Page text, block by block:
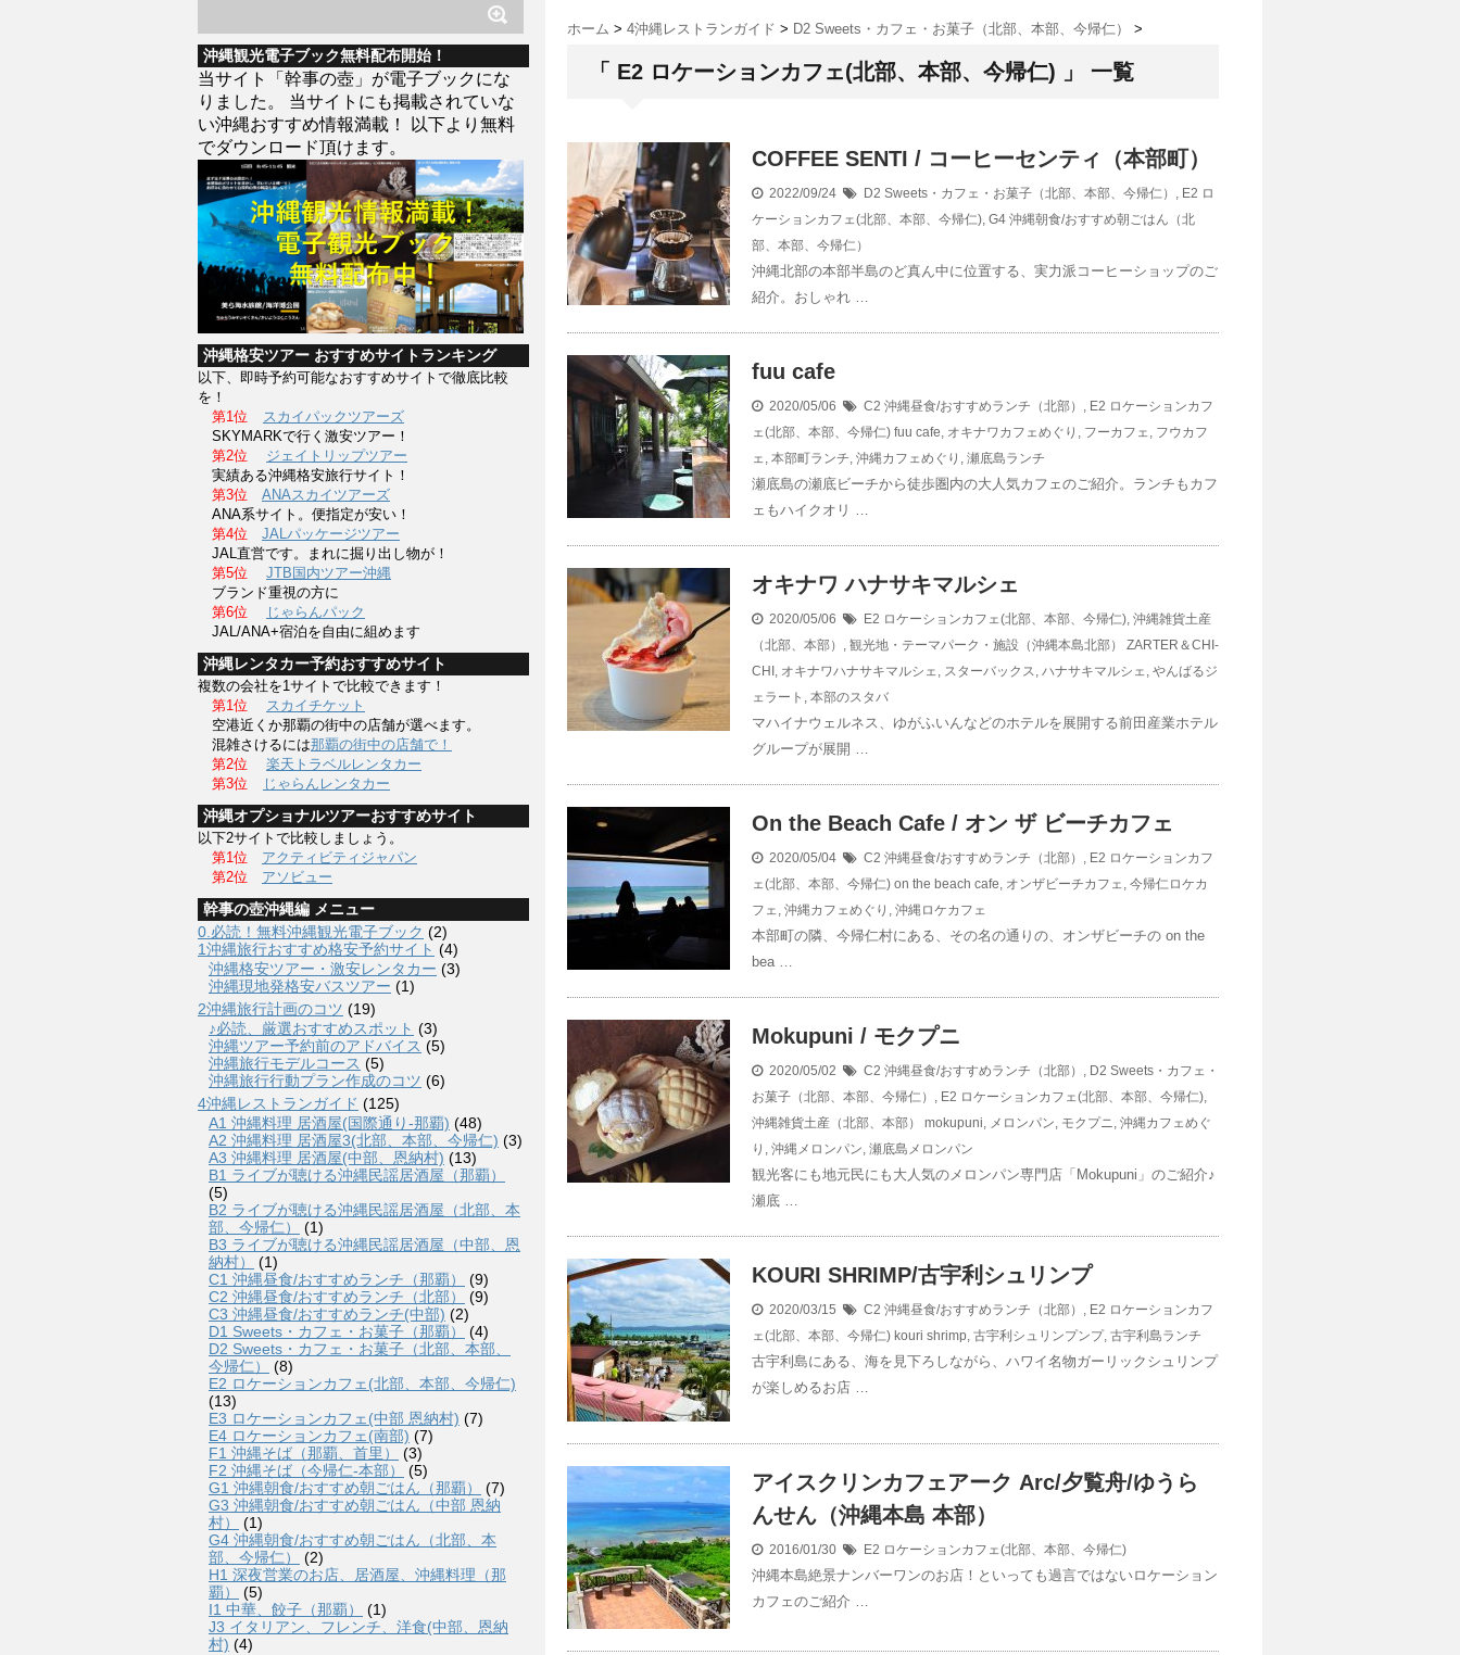
ホーム > 4沖縄レストランガイド > D2 Sweets・カフェ・お菓子（北部、本部、今帰仁） >
「 E2 ロケーションカフェ(北部、本部、今帰仁) 」 一覧
COFFEE SENTI / コーヒーセンティ（本部町）
2022/09/24 D2 Sweets・カフェ・お菓子（北部、本部、今帰仁） , E2 ロ
ケーションカフェ(北部、本部、今帰仁), G4 沖縄朝食/おすすめ朝ごはん（北
部、本部、今帰仁）
沖縄北部の本部半島のど真ん中に位置する、実力派コーヒーショップのご
紹介。おしゃれ …
fuu cafe
2020/05/06 C2 沖縄昼食/おすすめランチ（北部） , E2 ロケーションカフ
ェ(北部、本部、今帰仁) fuu cafe, オキナワカフェめぐり , フーカフェ, フウカフ
ェ, 本部町ランチ, 沖縄カフェめぐり , 瀬底島ランチ
瀬底島の瀬底ビーチから徒歩圏内の大人気カフェのご紹介。ランチもカフ
ェもハイクオリ …
オキナワ ハナサキマルシェ
2020/05/06 E2 ロケーションカフェ(北部、本部、今帰仁), 沖縄雑貨土産
（北部、本部） , 観光地・テーマパーク・施設（沖縄本島北部）
ZARTER＆CHI-
CHI , オキナワハナサキマルシェ, スターバックス, ハナサキマルシェ, やんばるジ
ェラート , 本部のスタバ
マハイナウェルネス、ゆがふいんなどのホテルを展開する前田産業ホテル
グループが展開 …
On the Beach Cafe / オン ザ ビーチカフェ
2020/05/04 C2 沖縄昼食/おすすめランチ（北部） , E2 ロケーションカフ
ェ(北部、本部、今帰仁) on the beach cafe, オンザビーチカフェ, 今帰仁ロケカ
フェ, 沖縄カフェめぐり , 沖縄ロケカフェ
本部町の隣、今帰仁村にある、その名の通りの、オンザビーチの on the
bea …
Mokupuni / モクプニ
2020/05/02 C2 沖縄昼食/おすすめランチ（北部） , D2 Sweets・カフェ・
お菓子（北部、本部、今帰仁） , E2 ロケーションカフェ(北部、本部、今帰仁),
沖縄雑貨土産（北部、本部）
mokupuni, メロンパン, モクプニ, 沖縄カフェめぐ
り , 沖縄メロンパン, 瀬底島メロンパン
観光客にも地元民にも大人気のメロンパン専門店「Mokupuni」のご紹介♪
瀬底 …
KOURI SHRIMP/古宇利シュリンプ
2020/03/15 C2 沖縄昼食/おすすめランチ（北部） , E2 ロケーションカフ
ェ(北部、本部、今帰仁) kouri shrimp, 古宇利シュリンプンプ, 古宇利島ランチ
古宇利島にある、海を見下ろしながら、ハワイ名物ガーリックシュリンプ
が楽しめるお店 …
アイスクリンカフェアーク Arc/夕覧舟/ゆうら
んせん（沖縄本島 本部）
2016/01/30 E2 ロケーションカフェ(北部、本部、今帰仁)
沖縄本島絶景ナンバーワンのお店！といっても過言ではないロケーション
カフェのご紹介 …
沖縄観光電子ブック無料配布開始！
当サイト「幹事の壺」が電子ブックにな
りました。 当サイトにも掲載されていな
い沖縄おすすめ情報満載！ 以下より無料
でダウンロード頂けます。
沖縄格安ツアー おすすめサイトランキング
以下、即時予約可能なおすすめサイトで徹底比較
を！
第1位
スカイパックツアーズ
SKYMARKで行く激安ツアー！
第2位
ジェイトリップツアー
実績ある沖縄格安旅行サイト！
第3位
ANAスカイツアーズ
ANA系サイト。便指定が安い！
第4位
JALパッケージツアー
JAL直営です。まれに掘り出し物が！
第5位
JTB国内ツアー沖縄
ブランド重視の方に
第6位
じゃらんパック
JAL/ANA+宿泊を自由に組めます
沖縄レンタカー予約おすすめサイト
複数の会社を1サイトで比較できます！
第1位
スカイチケット
空港近くか那覇の街中の店舗が選べます。
混雑さけるには那覇の街中の店舗で！
第2位
楽天トラベルレンタカー
第3位
じゃらんレンタカー
沖縄オプショナルツアーおすすめサイト
以下2サイトで比較しましょう。
第1位
アクティビティジャパン
第2位
アソビュー
幹事の壺沖縄編 メニュー
0.必読！無料沖縄観光電子ブック (2)
1沖縄旅行おすすめ格安予約サイト (4)
沖縄格安ツアー・激安レンタカー (3)
沖縄現地発格安バスツアー (1)
2沖縄旅行計画のコツ (19)
♪必読、厳選おすすめスポット (3)
沖縄ツアー予約前のアドバイス (5)
沖縄旅行モデルコース (5)
沖縄旅行行動プラン作成のコツ (6)
4沖縄レストランガイド (125)
A1 沖縄料理 居酒屋(国際通り-那覇) (48)
A2 沖縄料理 居酒屋3(北部、本部、今帰仁) (3)
A3 沖縄料理 居酒屋(中部、恩納村) (13)
B1 ライブが聴ける沖縄民謡居酒屋（那覇）
(5)
B2 ライブが聴ける沖縄民謡居酒屋（北部、本
部、今帰仁）
(1)
B3 ライブが聴ける沖縄民謡居酒屋（中部、恩
納村）
(1)
C1 沖縄昼食/おすすめランチ（那覇）
(9)
C2 沖縄昼食/おすすめランチ（北部）
(9)
C3 沖縄昼食/おすすめランチ(中部) (2)
D1 Sweets・カフェ・お菓子（那覇）
(4)
D2 Sweets・カフェ・お菓子（北部、本部、
今帰仁）
(8)
E2 ロケーションカフェ(北部、本部、今帰仁)
(13)
E3 ロケーションカフェ(中部 恩納村) (7)
E4 ロケーションカフェ(南部) (7)
F1 沖縄そば（那覇、首里）
(3)
F2 沖縄そば（今帰仁-本部）
(5)
G1 沖縄朝食/おすすめ朝ごはん（那覇）
(7)
G3 沖縄朝食/おすすめ朝ごはん（中部 恩納
村）
(1)
G4 沖縄朝食/おすすめ朝ごはん（北部、本
部、今帰仁）
(2)
H1 深夜営業のお店、居酒屋、沖縄料理（那
覇）
(5)
I1 中華、餃子（那覇）
(1)
J3 イタリアン、フレンチ、洋食(中部、恩納
村) (4)